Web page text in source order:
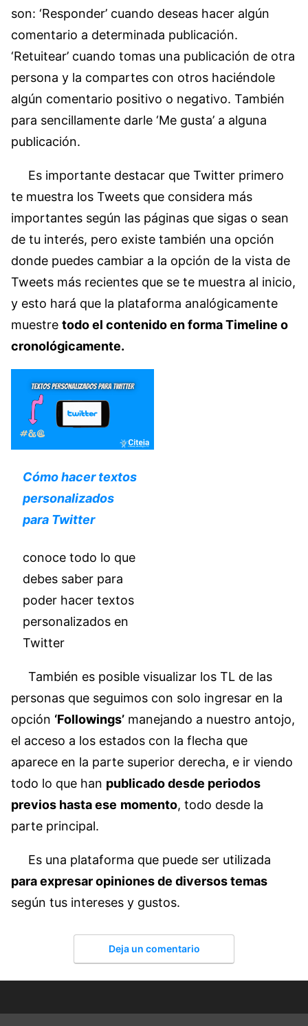
son: ‘Responder’ cuando deseas hacer algún
comentario a determinada publicación.
‘Retuitear’ cuando tomas una publicación de otra
persona y la compartes con otros haciéndole
algún comentario positivo o negativo. También
para sencillamente darle ‘Me gusta’ a alguna
publicación.
Es importante destacar que Twitter primero
te muestra los Tweets que considera más
importantes según las páginas que sigas o sean
de tu interés, pero existe también una opción
donde puedes cambiar a la opción de la vista de
Tweets más recientes que se te muestra al inicio,
y esto hará que la plataforma analógicamente
muestre todo el contenido en forma Timeline o
cronológicamente.
Cómo hacer textos
personalizados
para Twitter
conoce todo lo que
debes saber para
poder hacer textos
personalizados en
Twitter
También es posible visualizar los TL de las
personas que seguimos con solo ingresar en la
opción ‘Followings’ manejando a nuestro antojo,
el acceso a los estados con la flecha que
aparece en la parte superior derecha, e ir viendo
todo lo que han publicado desde periodos
previos hasta ese momento, todo desde la
parte principal.
Es una plataforma que puede ser utilizada
para expresar opiniones de diversos temas
según tus intereses y gustos.
Deja un comentario